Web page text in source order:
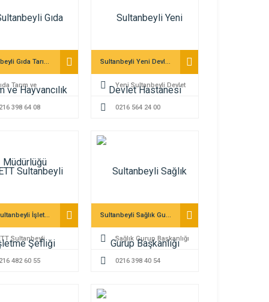
Sultanbeyli Gıda Tarım ve Hayvancılık Müdürlüğü
Tarım ve
Müdürlüğü
398 64 08
Sultanbeyli Yeni Devlet Hastanesi
Yeni Sultanbeyli Devlet
Hastanesi
0216 564 24 00
İETT Sultanbeyli İşletme Şefliği
Sultanbeyli
482 60 55
Sultanbeyli Sağlık Gurup Başkanlığı
Sağlık Gurup Başkanlığı
0216 398 40 54